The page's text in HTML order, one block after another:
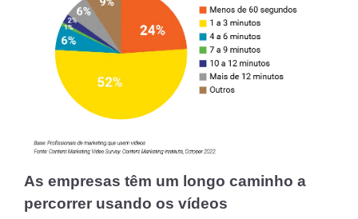
As empresas têm um longo caminho a
percorrer usando os vídeos